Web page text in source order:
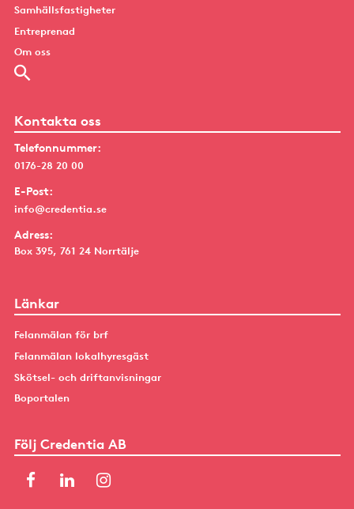
Samhällsfastigheter
Entreprenad
Om oss
Kontakta oss
Telefonnummer:
0176-28 20 00
E-Post:
info@credentia.se
Adress:
Box 395, 761 24 Norrtälje
Länkar
Felanmälan för brf
Felanmälan lokalhyresgäst
Skötsel- och driftanvisningar
Boportalen
Följ Credentia AB